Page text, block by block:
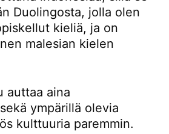
Duolingosta, jolla olen
kieliä, ja on
malesian kielen
auttaa aina
ympärillä olevia
kulttuuria paremmin.